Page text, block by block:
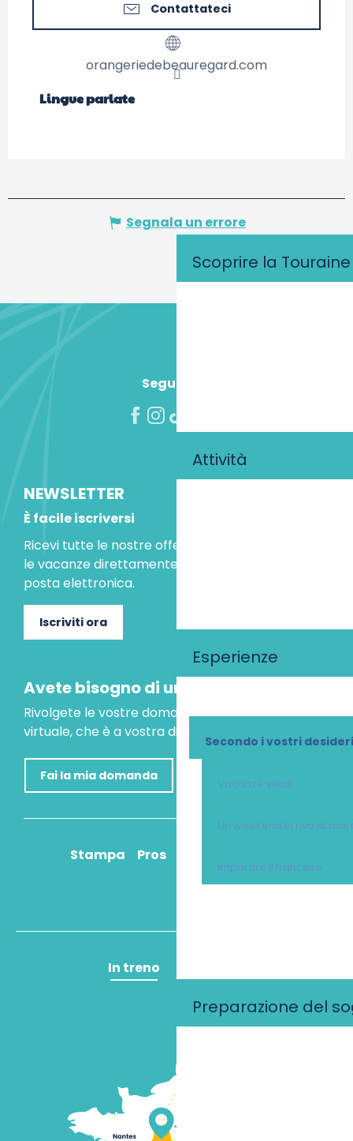
Scoprire la Touraine
Attività
Esperienze
Secondo i vostri desideri
Vacanze verdi
Un weekend in riva al
Imparare il francese
Preparazione del
Contattateci
orangeriedebeauregard.com
Lingue parlate
Lingue parlate
Segnala un errore
Seguiteci!
NEWSLETTER
È facile iscriversi
Ricevi tutte le nostre offerte speciali e le idee per
le vacanze direttamente nella tua casella di
posta elettronica.
Iscriviti ora
Avete bisogno di un consiglio?
Rivolgete le vostre domande al nostro assistente
virtuale, che è a vostra disposizione per aiutarvi.
Fai la mia domanda
Stampa Pros
In treno